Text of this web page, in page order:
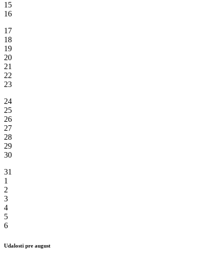
15
16
17
18
19
20
21
22
23
24
25
26
27
28
29
30
31
1
2
3
4
5
6
Udalosti pre august